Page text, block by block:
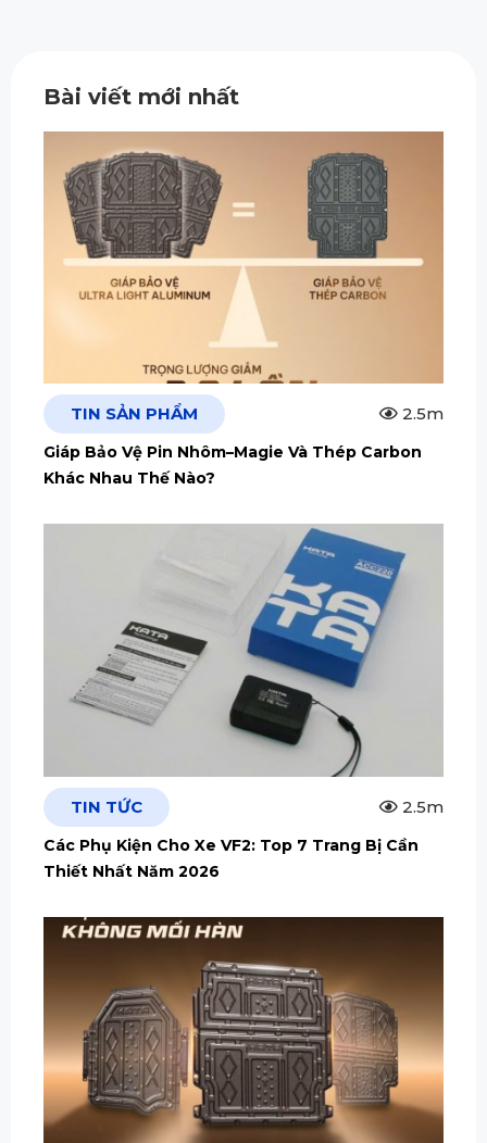
Bài viết mới nhất
TIN SẢN PHẨM 2.5m
Giáp Bảo Vệ Pin Nhôm–Magie Và Thép Carbon
Khác Nhau Thế Nào?
TIN TỨC 2.5m
Các Phụ Kiện Cho Xe VF2: Top 7 Trang Bị Cần
Thiết Nhất Năm 2026